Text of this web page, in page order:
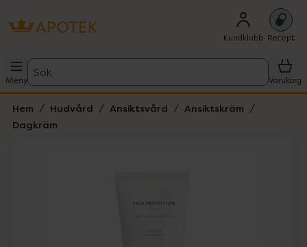
Kundklubb Recept
Meny
Sök
Varukorg
Hem Hudvård Ansiktsvård
Ansiktskräm
Dagkräm